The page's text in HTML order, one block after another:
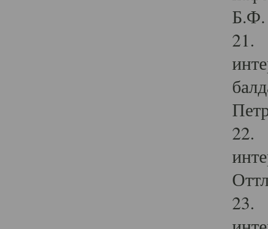
Б.Ф.
21.
22.
23.